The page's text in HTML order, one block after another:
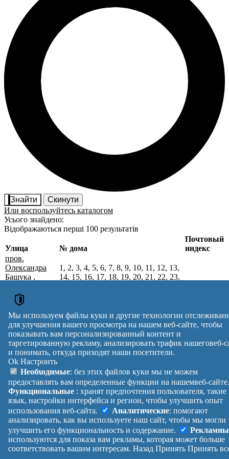
Знайти
Скинути
Или воспользуйтесь каталогом
Усього знайдено:
Відображаються перші 100 результатів
Почтовые индексы Украины. Обновлено : 27-07-2026.
Улица № дома
Почтовый
индекс
пров.
Олександра
Башука ,
Хмельницький
р-н,
Хмельницька
обл.
1, 2, 3, 4, 5, 6, 7, 8, 9, 10, 11, 12, 13,
14, 15, 16, 17, 18, 19, 20, 21, 22, 23,
54, 55
Вулиця № будинків
Індекс
reklama
Правила
Помощь
Платные
услуги
Политика
конфиденциальности
Манифест
О проекте
Обратная
связь
Украина
Вход |
Выход
Мы используем файлы куки и другие технологии
для улучшения вашего просмотра на нашем веб-сайте, чтобы
показывать вам персонализированный контент и
таргетированную рекламу, анализировать трафик нашеговеб-
и понимать, откуда приходят наши посетители.
Ok Настроить
Необходимые: без этих файлов куки мы не можем
предоставлять вам определенные функции на нашемвеб-
Функциональные : хранят предпочтения пользователя, такие
язык, настройки интерфейса и регион, чтобы улучшить опыт
использования веб-сайта.
Аналитические: помогают
анализировать, как вы используете наш сайт, чтобы мы могли
улучшить его функциональность и содержание.
используются для показа вам рекламы, которая может больше
соответствовать вашим интересам. Назад Принять Принять